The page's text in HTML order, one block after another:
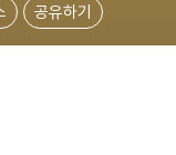
공유하기